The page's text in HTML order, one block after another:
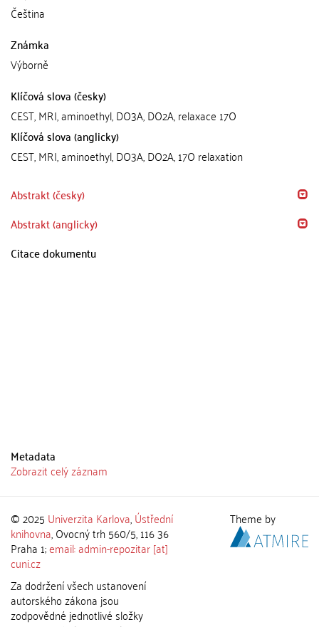
Čeština
Známka
Výborně
Klíčová slova (česky)
CEST, MRI, aminoethyl, DO3A, DO2A, relaxace 17O
Klíčová slova (anglicky)
CEST, MRI, aminoethyl, DO3A, DO2A, 17O relaxation
Abstrakt (česky)
Abstrakt (anglicky)
Citace dokumentu
Metadata
Zobrazit celý záznam
© 2025 Univerzita Karlova,Ústřední
knihovna, Ovocný trh 560/5, 116 36
Praha 1;email: admin-repozitar [at]
cuni.cz
Za dodržení všech ustanovení
autorského zákona jsou
zodpovědné jednotlivé složky
Theme by